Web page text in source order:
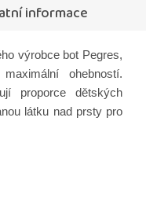
informace
výrobce bot Pegres,
ohebností.
proporce dětských
látku nad prsty pro